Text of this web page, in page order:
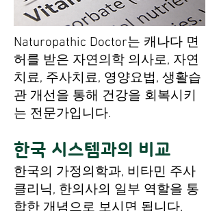
Naturopathic Doctor는 캐나다 면
허를 받은 자연의학 의사로, 자연
치료, 주사치료, 영양요법, 생활습
관 개선을 통해 건강을 회복시키
는 전문가입니다.
한국 시스템과의 비교
한국의 가정의학과, 비타민 주사
클리닉, 한의사의 일부 역할을 통